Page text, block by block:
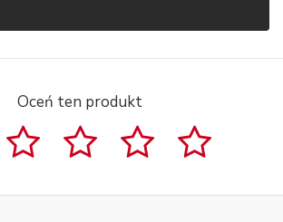
Oceń ten produkt